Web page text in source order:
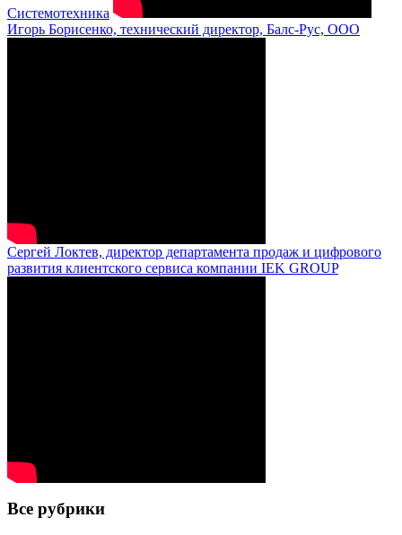
Системотехника
Игорь Борисенко, технический директор, Балс-Рус, ООО
Сергей Локтев, директор департамента продаж и цифрового
развития клиентского сервиса компании IEK GROUP
Все рубрики